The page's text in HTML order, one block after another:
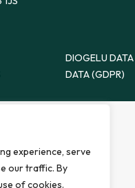
experience, serve
our traffic. By
of cookies.
DIOGELU DATA
DATA (GDPR)